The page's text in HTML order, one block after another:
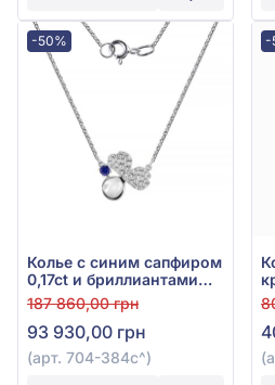
-50%
Колье с синим сапфиром
0,17ct и бриллиантами
0,31ct из белого золота
585°, арт. 704-384с
187 860,00 грн
93 930,00 грн
(арт. 704-384с^)
-